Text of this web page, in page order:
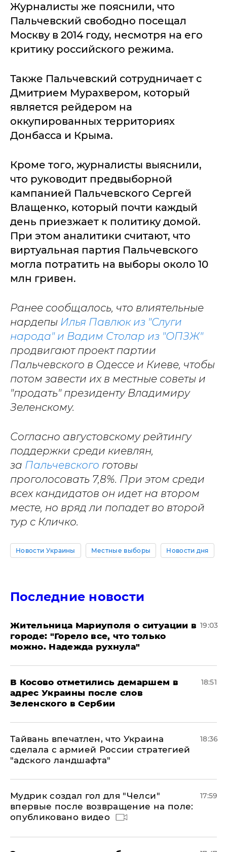
Журналисты же пояснили, что
Пальчевский свободно посещал
Москву в 2014 году, несмотря на его
критику российского режима.
Также Пальчевский сотрудничает с
Дмитрием Мурахвером, который
является рейдером на
оккупированных территориях
Донбасса и Крыма.
Кроме того, журналисты выяснили,
что руководит предвыборной
кампанией Пальчевского Сергей
Влащенко, который почти каждый
день приезжает к политику домой.
При этом аналитики считают, что
виртуальная партия Пальчевского
могла потратить на выборы около 10
млн гривен.
Ранее сообщалось, что влиятельные
нардепы Илья Павлюк из "Слуги
народа" и Вадим Столар из "ОПЗЖ"
продвигают проект партии
Пальчевского в Одессе и Киеве, чтобы
потом завести их в местные советы и
"продать" президенту Владимиру
Зеленскому.
Согласно августовскому рейтингу
поддержки среди киевлян,
за Пальчевского готовы
проголосовать 7,8%. При этом среди
всех кандидатов он идет на втором
месте, но вряд ли попадет во второй
тур с Кличко.
Новости Украины Местные выборы Новости дня
Последние новости
Жительница Мариуполя о ситуации в
городе: "Горело все, что только
можно. Надежда рухнула"
19:03
В Косово отметились демаршем в
адрес Украины после слов
Зеленского в Сербии
18:51
Тайвань впечатлен, что Украина
сделала с армией России стратегией
"адского ландшафта"
18:36
Мудрик создал гол для "Челси"
впервые после возвращение на поле:
опубликовано видео
17:59